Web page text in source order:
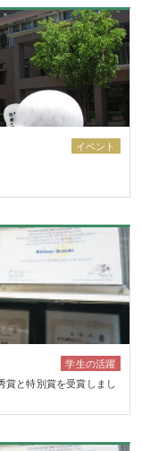
イベント
学生の活躍
賞と特別賞を受賞しまし